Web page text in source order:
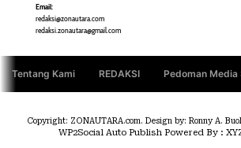
Email:
redaksi@zonautara.com
redaksi.zonautara@gmail.com
Tentang Kami REDAKSI Pedoman Media
Copyright: ZONAUTARA.com. Design by: Ronny A.
WP2Social Auto PublishPowered By :